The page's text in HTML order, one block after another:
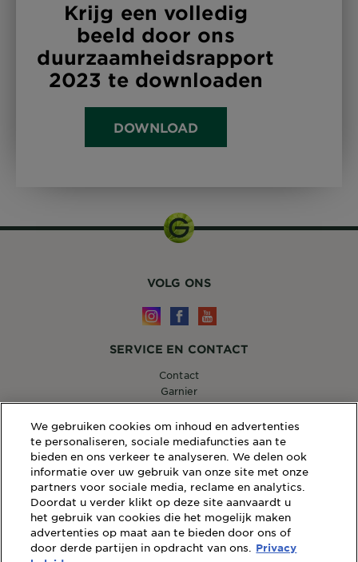
Krijg een volledig
beeld door ons
duurzaamheidsrapport
2023 te downloaden
DOWNLOAD
WEBSITE LINKS
Sitemap
Wettelijke Bepalingen
Privacybeleid
VOLG ONS
SERVICE EN CONTACT
Contact
Garnier
14, RUE ROYALE 75008 PARIS
[email protected]
We gebruiken cookies om inhoud en advertenties
te personaliseren, sociale mediafuncties aan te
bieden en ons verkeer te analyseren. We delen ook
informatie over uw gebruik van onze site met onze
partners voor sociale media, reclame en analytics.
Doordat u verder klikt op deze site aanvaardt u
het gebruik van cookies die het mogelijk maken
advertenties op maat aan te bieden door ons of
door derde partijen in opdracht van ons.
Privacy